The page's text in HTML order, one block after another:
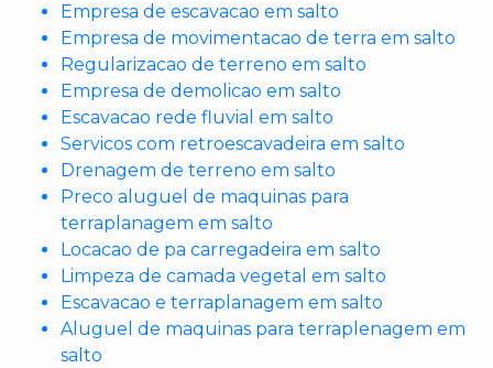
Empresa de escavacao em salto
Empresa de movimentacao de terra em salto
Regularizacao de terreno em salto
Empresa de demolicao em salto
Escavacao rede fluvial em salto
Servicos com retroescavadeira em salto
Drenagem de terreno em salto
Preco aluguel de maquinas para
terraplanagem em salto
Locacao de pa carregadeira em salto
Limpeza de camada vegetal em salto
Escavacao e terraplanagem em salto
Aluguel de maquinas para terraplenagem em
salto